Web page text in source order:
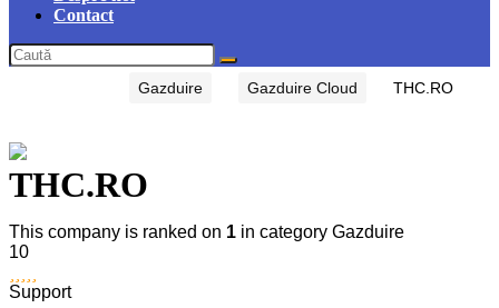
Contact
Gazduire Gazduire Cloud THC.RO
THC.RO
This company is ranked on 1 in category Gazduire
10
Support